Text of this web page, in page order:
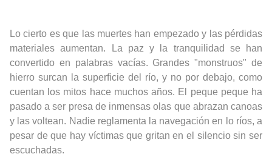
Lo cierto es que las muertes han empezado y las pérdidas
materiales aumentan. La paz y la tranquilidad se han
convertido en palabras vacías. Grandes "monstruos" de
hierro surcan la superficie del río, y no por debajo, como
cuentan los mitos hace muchos años. El peque peque ha
pasado a ser presa de inmensas olas que abrazan canoas
y las voltean. Nadie reglamenta la navegación en lo ríos, a
pesar de que hay víctimas que gritan en el silencio sin ser
escuchadas.